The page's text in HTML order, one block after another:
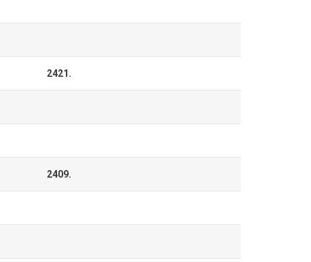
2421.
2409.